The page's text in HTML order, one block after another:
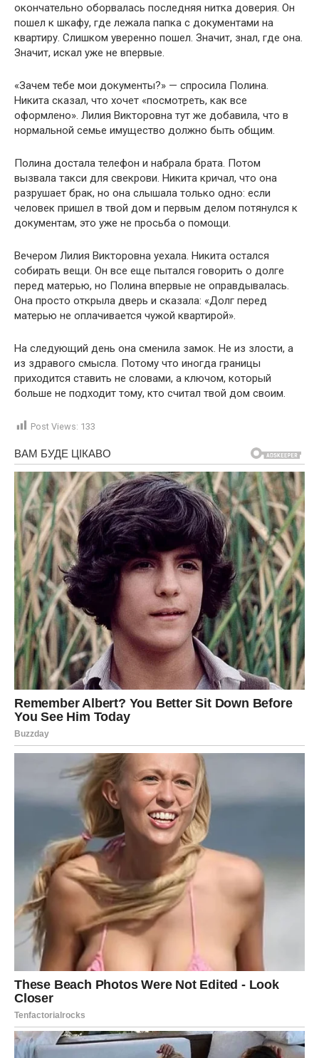
окончательно оборвалась последняя нитка доверия. Он
пошел к шкафу, где лежала папка с документами на
квартиру. Слишком уверенно пошел. Значит, знал, где она.
Значит, искал уже не впервые.
«Зачем тебе мои документы?» — спросила Полина.
Никита сказал, что хочет «посмотреть, как все
оформлено». Лилия Викторовна тут же добавила, что в
нормальной семье имущество должно быть общим.
Полина достала телефон и набрала брата. Потом
вызвала такси для свекрови. Никита кричал, что она
разрушает брак, но она слышала только одно: если
человек пришел в твой дом и первым делом потянулся к
документам, это уже не просьба о помощи.
Вечером Лилия Викторовна уехала. Никита остался
собирать вещи. Он все еще пытался говорить о долге
перед матерью, но Полина впервые не оправдывалась.
Она просто открыла дверь и сказала: «Долг перед
матерью не оплачивается чужой квартирой».
На следующий день она сменила замок. Не из злости, а
из здравого смысла. Потому что иногда границы
приходится ставить не словами, а ключом, который
больше не подходит тому, кто считал твой дом своим.
Post Views: 133